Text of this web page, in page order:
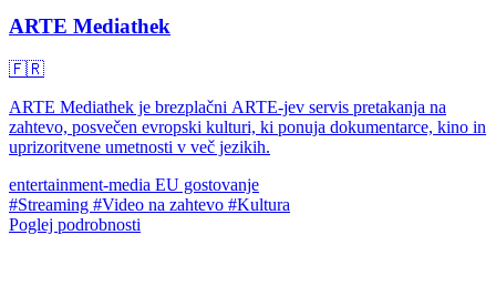
ARTE Mediathek
🇫🇷
ARTE Mediathek je brezplačni ARTE-jev servis pretakanja na
zahtevo, posvečen evropski kulturi, ki ponuja dokumentarce, kino in
uprizoritvene umetnosti v več jezikih.
entertainment-media EU gostovanje
#Streaming #Video na zahtevo #Kultura
Poglej podrobnosti